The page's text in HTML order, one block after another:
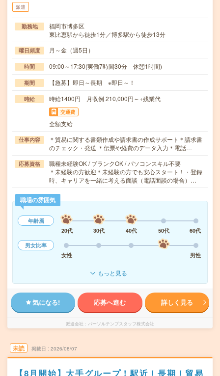
派遣
勤務地
福岡市博多区
東比恵駅から徒歩1分／博多駅から徒歩13分
曜日頻度 月～金（週5日）
時間 09:00～17:30(実働7時間30分 休憩1時間)
期間 【急募】即日～長期 ※即日～！
時給 時給1400円 月収例 210,000円～+残業代
交通費
全額支給
仕事内容
＊貿易に関する書類作成や請求書の作成サポート＊請求書
のチェック・発送 ＊伝票や経費のデータ入力＊電話…
応募資格
職種未経験OK / ブランクOK / パソコンスキル不要
＊未経験の方歓迎＊未経験の方でも安心スタート！・登録
時、キャリアを一緒に考える面談（電話面談の場合）…
職場の雰囲気
年齢層
20代
30代 40代 50代
60代
男女比率
女性
男性
もっと見る
気になる! 応募へ進む 詳しく見る
派遣会社 パーソルテンプスタッフ株式会社
未読 掲載日 2026/08/07
【8月開始】大手グループ！駅近！長期！貿易